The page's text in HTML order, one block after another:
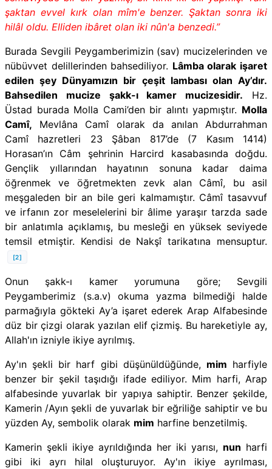
şaktan evvel kırk olan mîm'e benzer. Şaktan sonra iki
hilâl oldu. Elliden ibâret olan iki nûn'a benzedi.”
Burada Sevgili Peygamberimizin (sav) mucizelerinden ve
nübüvvet delillerinden bahsediliyor. Lâmba olarak işaret
edilen şey Dünyamızın bir çeşit lambası olan Ay’dır.
Bahsedilen mucize şakk-ı kamer mucizesidir. Hz.
Üstad burada Molla Cami’den bir alıntı yapmıştır. Molla
Camî, Mevlâna Camî olarak da anılan Abdurrahman
Camî hazretleri 23 Şâban 817’de (7 Kasım 1414)
Horasan’ın Câm şehrinin Harcird kasabasında doğdu.
Gençlik yıllarından hayatının sonuna kadar daima
öğrenmek ve öğretmekten zevk alan Câmî, bu asil
meşgaleden bir an bile geri kalmamıştır. Câmî tasavvuf
ve irfanın zor meselelerini bir âlime yaraşır tarzda sade
bir anlatımla açıklamış, bu mesleği en yüksek seviyede
temsil etmiştir. Kendisi de Nakşî tarikatına mensuptur.
[2]
Onun şakk-ı kamer yorumuna göre; Sevgili
Peygamberimiz (s.a.v) okuma yazma bilmediği halde
parmağıyla gökteki Ay’a işaret ederek Arap Alfabesinde
düz bir çizgi olarak yazılan elif çizmiş. Bu hareketiyle ay,
Allah'ın izniyle ikiye ayrılmış.
Ay'ın şekli bir harf gibi düşünüldüğünde, mim harfiyle
benzer bir şekil taşıdığı ifade ediliyor. Mim harfi, Arap
alfabesinde yuvarlak bir yapıya sahiptir. Benzer şekilde,
Kamerin /Ayın şekli de yuvarlak bir eğriliğe sahiptir ve bu
yüzden Ay, sembolik olarak mim harfine benzetilmiş.
Kamerin şekli ikiye ayrıldığında her iki yarısı, nun harfi
gibi iki ayrı hilal oluşturuyor. Ay'ın ikiye ayrılması,